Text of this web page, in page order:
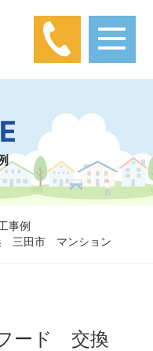
わせとは関係あり
社にかかってきておりま
ませんので、ご注意くだ
事例
三田市 マンション
ード 交換